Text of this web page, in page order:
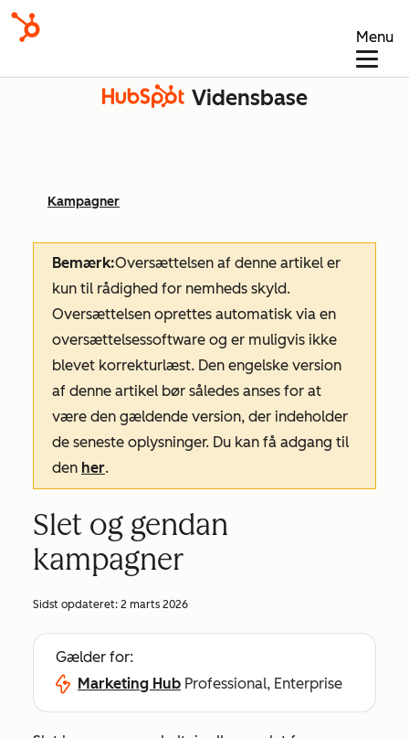
Menu
Vidensbase
Kampagner
Bemærk:Oversættelsen af denne artikel er
kun til rådighed for nemheds skyld.
Oversættelsen oprettes automatisk via en
oversættelsessoftware og er muligvis ikke
blevet korrekturlæst. Den engelske version
af denne artikel bør således anses for at
være den gældende version, der indeholder
de seneste oplysninger. Du kan få adgang til
den her.
Slet og gendan
kampagner
Sidst opdateret: 2 marts 2026
Gælder for:
Marketing Hub Professional, Enterprise